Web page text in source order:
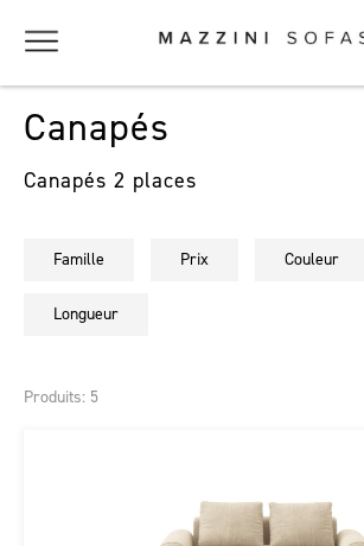
Canapés
Canapés 2 places
Famille Prix Couleur
Longueur
Produits: 5